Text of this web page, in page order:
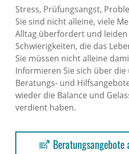
Stress, Prüfungsangst,
Sie sind nicht alleine, viele
Alltag überfordert und
Schwierigkeiten, die das
Sie müssen nicht alleine
Informieren Sie sich über
Beratungs- und
wieder die Balance und
verdient haben.
Beratungsangebote